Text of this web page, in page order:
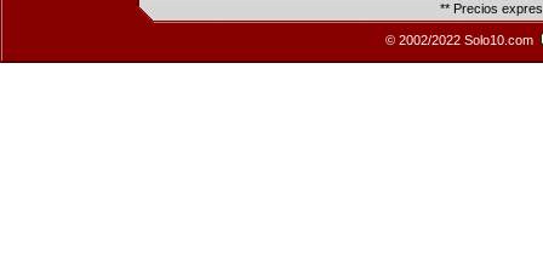
** Precios
© 2002/2022 Solo10.com